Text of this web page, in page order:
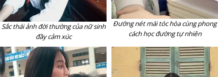
Sắc thái ảnh đời thường của nữ sinh
đầy cảm xúc
Đường nét mái tóc hòa cùng phong
cách học đường tự nhiên